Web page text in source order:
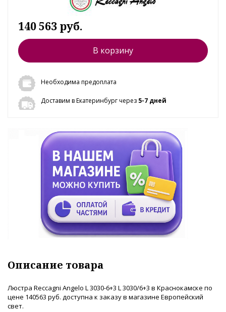
140 563 руб.
В корзину
Необходима предоплата
Доставим в Екатеринбург через 5-7 дней
Описание товара
Люстра Reccagni Angelo L 3030-6+3 L 3030/6+3 в Краснокамске по
цене 140563 руб. доступна к заказу в магазине Европейский
свет.